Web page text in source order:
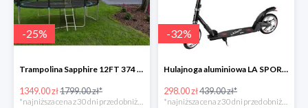
-25%
Trampolina Sapphire 12FT 374 cm + drabinka GRATISY
1349.00 zł1799.00 zł*
*najniższa cena z 30 dni przed obniżką
-32%
Hulajnoga aluminiowa LA SPORTS Swift -32%
298.00 zł439.00 zł*
*najniższa cena z 30 dni przed obniżką